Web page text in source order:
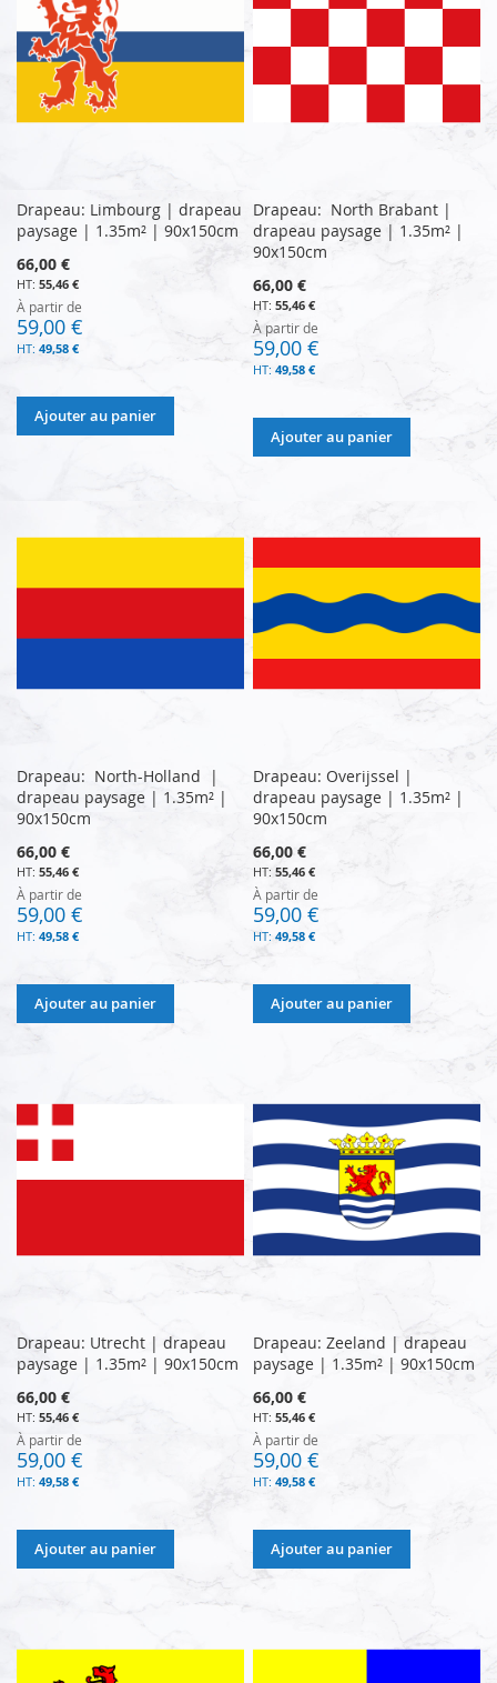
Drapeau: Limbourg | drapeau
paysage | 1.35m² | 90x150cm
66,00 €
55,46 €
À partir de
59,00 €
49,58 €
Ajouter au panier
Drapeau: North Brabant |
drapeau paysage | 1.35m² |
90x150cm
66,00 €
55,46 €
À partir de
59,00 €
49,58 €
Ajouter au panier
Drapeau: North-Holland |
drapeau paysage | 1.35m² |
90x150cm
66,00 €
55,46 €
À partir de
59,00 €
49,58 €
Ajouter au panier
Drapeau: Overijssel |
drapeau paysage | 1.35m² |
90x150cm
66,00 €
55,46 €
À partir de
59,00 €
49,58 €
Ajouter au panier
Drapeau: Utrecht | drapeau
paysage | 1.35m² | 90x150cm
66,00 €
55,46 €
À partir de
59,00 €
49,58 €
Ajouter au panier
Drapeau: Zeeland | drapeau
paysage | 1.35m² | 90x150cm
66,00 €
55,46 €
À partir de
59,00 €
49,58 €
Ajouter au panier